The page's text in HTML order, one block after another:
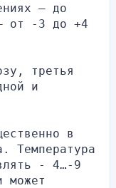
— до
от -3 до +4
третья
и
в
Температура
- 4…-9
может